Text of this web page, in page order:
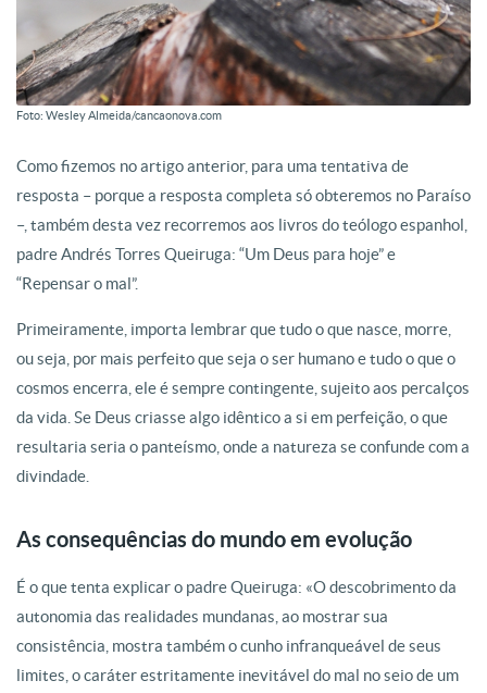
Foto: Wesley Almeida/cancaonova.com
Como fizemos no artigo anterior, para uma tentativa de
resposta – porque a resposta completa só obteremos no Paraíso
–, também desta vez recorremos aos livros do teólogo espanhol,
padre Andrés Torres Queiruga: “Um Deus para hoje” e
“Repensar o mal”.
Primeiramente, importa lembrar que tudo o que nasce, morre,
ou seja, por mais perfeito que seja o ser humano e tudo o que o
cosmos encerra, ele é sempre contingente, sujeito aos percalços
da vida. Se Deus criasse algo idêntico a si em perfeição, o que
resultaria seria o panteísmo, onde a natureza se confunde com a
divindade.
As consequências do mundo em evolução
É o que tenta explicar o padre Queiruga: «O descobrimento da
autonomia das realidades mundanas, ao mostrar sua
consistência, mostra também o cunho infranqueável de seus
limites, o caráter estritamente inevitável do mal no seio de um